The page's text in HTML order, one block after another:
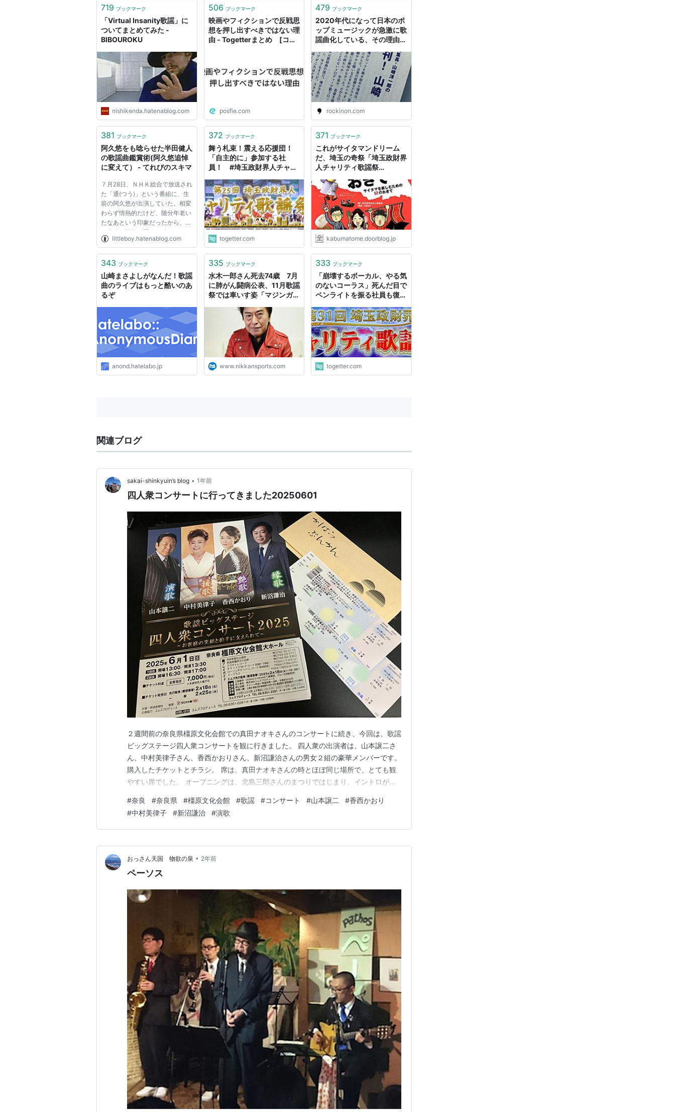
719 ブックマーク
「Virtual Insanity歌謡」に
ついてまとめてみた -
BIBOUROKU
nishikenda.hatenablog.com
506 ブックマーク
映画やフィクションで反戦思
想を押し出すべきではない理
由 - Togetterまとめ [コメ
/watch?
v=T3GhA0xmecw の歌詞
の英訳を読みながらこの歌を
posfie.com
479 ブックマーク
2020年代になって日本のポ
ップミュージックが急激に歌
謡曲化している、その理由
記」)－rockinon.com｜
https://rockinon.com/blog
/yamazaki/198118
rockinon.com
381 ブックマーク
阿久悠をも唸らせた半田健人
の歌謡曲鑑賞術(阿久悠追悼
に変えて） - てれびのスキマ
７月28日、ＮＨＫ総合で放送され
た「通(つう)」という番組に、生
前の阿久悠が出演していた。相変
わらず情熱的だけど、随分年老い
たなあという印象だったから、そ
の直後に訃報を聞いた時はなんだ
か複雑でショックだった。 「歌
は、「タモリ倶楽部」等でもマニ
が...
littleboy.hatenablog.com
372 ブックマーク
舞う札束！震える応援団！
「自主的に」参加する社
員！ #埼玉政財界人チャリ
狂ってしまうくらいに笑い転
げる人多数！
togetter.com
371 ブックマーク
これがサイタマンドリーム
だ、埼玉の奇祭「埼玉政財界
人チャリティ歌謡祭
建
kabumatome.doorblog.jp
343 ブックマーク
山崎まさよしがなんだ！歌謡
曲のライブはもっと酷いのあ
るぞ
anond.hatelabo.jp
335 ブックマーク
水木一郎さん死去74歳 7月
に肺がん闘病公表、11月歌謡
祭では車いす姿「マジンガー
www.nikkansports.com
333 ブックマーク
「崩壊するボーカル、やる気
のないコーラス」死んだ目で
ペンライトを振る社員も復
人チャリティ歌謡祭 実況ま
とめ
togetter.com
関連ブログ
sakai-shinkyuin’s blog • 1年前
四人衆コンサートに行ってきました20250601
２週間前の奈良県橿原文化会館での真田ナオキさんのコンサートに続き、今回は、歌謡
ビッグステージ四人衆コンサートを観に行きました。 四人衆の出演者は、山本譲二さ
ん、中村美律子さん、香西かおりさん、新沼謙治さんの男女２組の豪華メンバーです。
購入したチケットとチラシ。 席は、真田ナオキさんの時とほぼ同じ場所で、とても観
やすい席でした。 オープニングは、北島三郎さんのまつりではじまり、イントロがは
ージに向かう演出に驚かされました。何と三人と握手ができ幸運でした。想像通り山本
譲二さんと中村美律子さんの手はごつく、香西かおりさん…
#奈良 #奈良県 #橿原文化会館 #歌謡 #コンサート #山本譲二 #香西かおり
#中村美律子 #新沼謙治 #演歌
おっさん天国 物欲の泉 • 2年前
ペーソス